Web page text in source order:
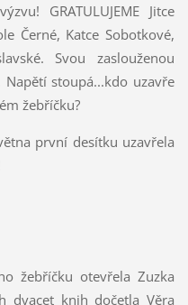
GRATULUJEME Jitce
Černé, Katce Sobotkové,
Svou zaslouženou
stoupá...kdo uzavře
žebříčku?
první desítku uzavřela
žebříčku otevřela Zuzka
dvacet knih dočetla Věra